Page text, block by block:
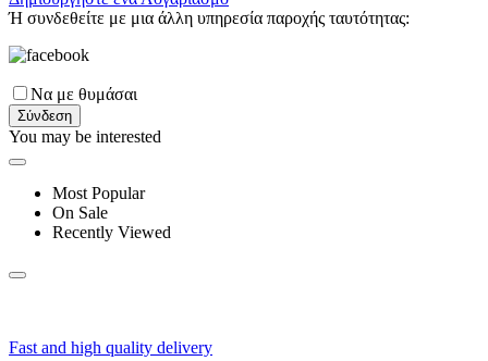
Ή συνδεθείτε με μια άλλη υπηρεσία παροχής ταυτότητας:
Να με θυμάσαι
Σύνδεση
You may be interested
Most Popular
On Sale
Recently Viewed
Fast and high quality delivery